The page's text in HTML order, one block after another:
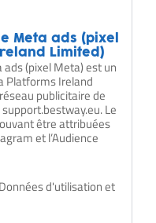
Meta ads (pixel
Limited)
(pixel Meta) est un
Platforms Ireland
publicitaire de
Le
être attribuées
et l’Audience
d'utilisation et